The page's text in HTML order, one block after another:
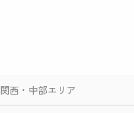
関西・中部エリア